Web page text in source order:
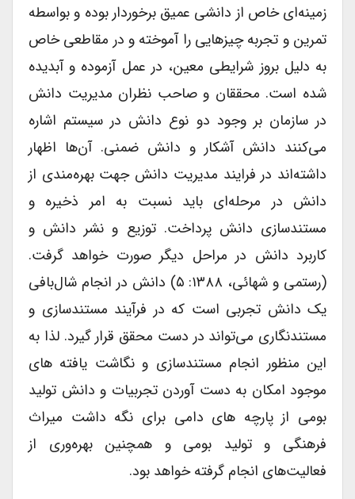
زمینه‌ای خاص از دانشی عمیق برخوردار بوده و بواسطه
تمرین و تجربه چیزهایی را آموخته و در مقاطعی خاص
به دلیل بروز شرایطی معین، در عمل آزموده و آبدیده
شده است. محققان و صاحب نظران مدیریت دانش
در سازمان بر وجود دو نوع دانش در سیستم اشاره
می‌کنند دانش آشکار و دانش ضمنی. آن‌ها اظهار
داشته‌اند در فرایند مدیریت دانش جهت بهره‌مندی از
دانش در مرحله‌ای باید نسبت به امر ذخیره و
مستندسازی دانش پرداخت. توزیع و نشر دانش و
کاربرد دانش در مراحل دیگر صورت خواهد گرفت.
(رستمی و شهائی، ۱۳۸۸: ۵) دانش در انجام شال‌بافی
یک دانش تجربی است که در فرآیند مستندسازی و
مستندنگاری می‌تواند در دست محقق قرار گیرد. لذا به
این منظور انجام مستندسازی و نگاشت یافته های
موجود امکان به دست آوردن تجربیات و دانش تولید
بومی از پارچه های دامی برای نگه داشت میراث
فرهنگی و تولید بومی و همچنین بهره‌وری از
فعالیت‌های انجام گرفته خواهد بود.